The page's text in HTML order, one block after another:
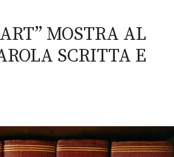
MOSTRA AL
SCRITTA E